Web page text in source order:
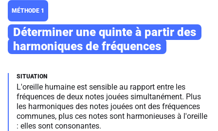
MÉTHODE 1
Déterminer une quinte à partir des
harmoniques de fréquences
L'oreille humaine est sensible au rapport entre les
fréquences de deux notes jouées simultanément. Plus
les harmoniques des notes jouées ont des fréquences
communes, plus ces notes sont harmonieuses à l'oreille
: elles sont consonantes.